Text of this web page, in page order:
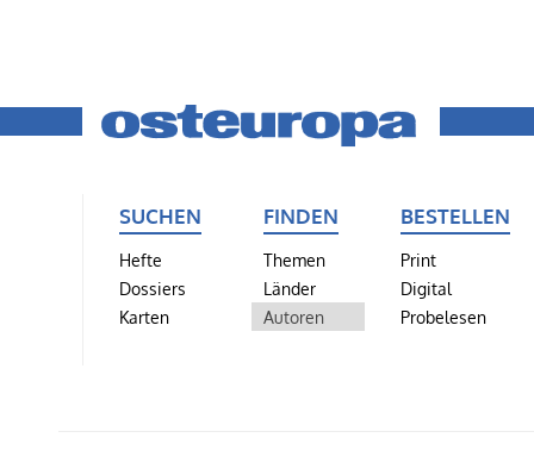
SUCHEN
Hefte
Dossiers
Karten
FINDEN
Themen
Länder
Autoren
BESTELLEN
Print
Digital
Probelesen